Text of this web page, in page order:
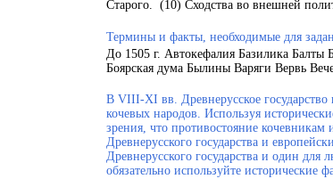
Старого. (10) Сходства во внешней
Термины и факты, необходимые для
До 1505 г. Автокефалия Базилика Балты
Боярская дума Былины Варяги Вервь
В VIII-XI вв. Древнерусское
кочевых народов. Используя
зрения, что противостояние
Древнерусского государства и
Древнерусского государства и один
обязательно используйте исторические